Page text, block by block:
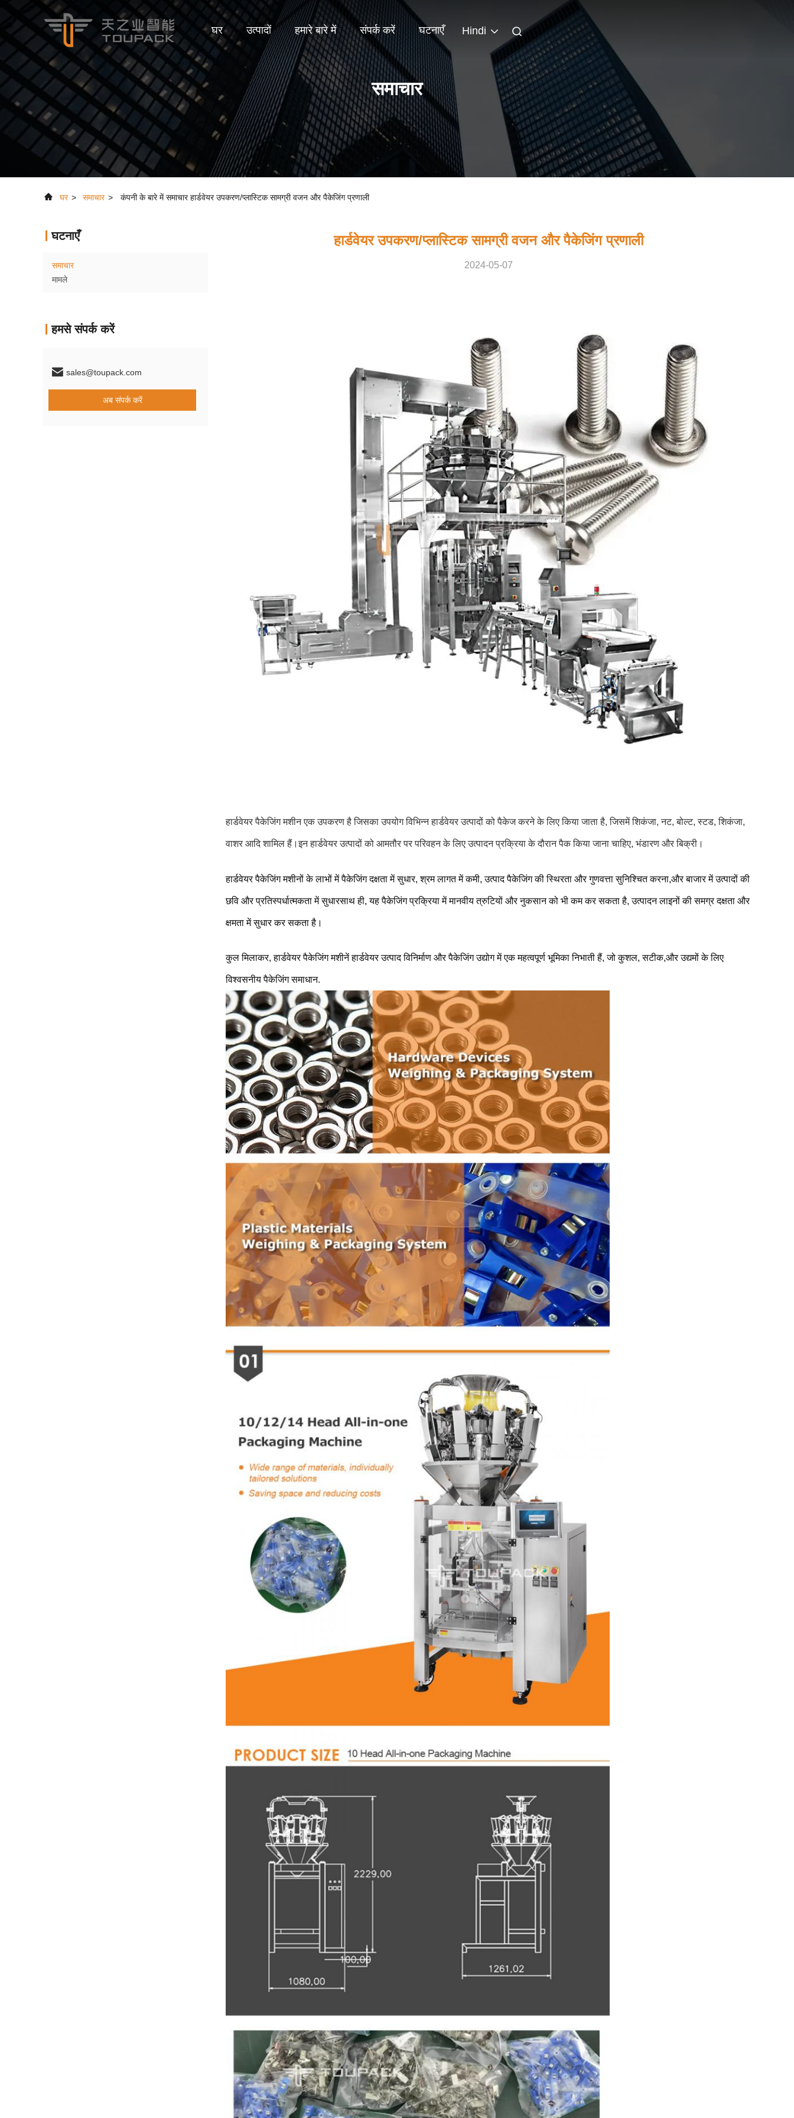
घर उत्पादों हमारे बारे में संपर्क करें घटनाएँ Hindi
समाचार
घर > समाचार > कंपनी के बारे में समाचार हार्डवेयर उपकरण/प्लास्टिक सामग्री वजन और पैकेजिंग प्रणाली
घटनाएँ
समाचार
मामले
हमसे संपर्क करें
sales@toupack.com
अब संपर्क करें
हार्डवेयर उपकरण/प्लास्टिक सामग्री वजन और पैकेजिंग प्रणाली
2024-05-07
हार्डवेयर पैकेजिंग मशीन एक उपकरण है जिसका उपयोग विभिन्न हार्डवेयर उत्पादों को पैकेज करने के लिए किया जाता है, जिसमें शिकंजा, नट, बोल्ट, स्टड, शिकंजा,
वाशर आदि शामिल हैं।इन हार्डवेयर उत्पादों को आमतौर पर परिवहन के लिए उत्पादन प्रक्रिया के दौरान पैक किया जाना चाहिए, भंडारण और बिक्री।
हार्डवेयर पैकेजिंग मशीनों के लाभों में पैकेजिंग दक्षता में सुधार, श्रम लागत में कमी, उत्पाद पैकेजिंग की स्थिरता और गुणवत्ता सुनिश्चित करना,और बाजार में उत्पादों की
छवि और प्रतिस्पर्धात्मकता में सुधारसाथ ही, यह पैकेजिंग प्रक्रिया में मानवीय त्रुटियों और नुकसान को भी कम कर सकता है, उत्पादन लाइनों की समग्र दक्षता और
क्षमता में सुधार कर सकता है।
कुल मिलाकर, हार्डवेयर पैकेजिंग मशीनें हार्डवेयर उत्पाद विनिर्माण और पैकेजिंग उद्योग में एक महत्वपूर्ण भूमिका निभाती हैं, जो कुशल, सटीक,और उद्यमों के लिए
विश्वसनीय पैकेजिंग समाधान.